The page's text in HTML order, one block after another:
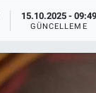
15.10.2025 - 09:49
GÜNCELLEME